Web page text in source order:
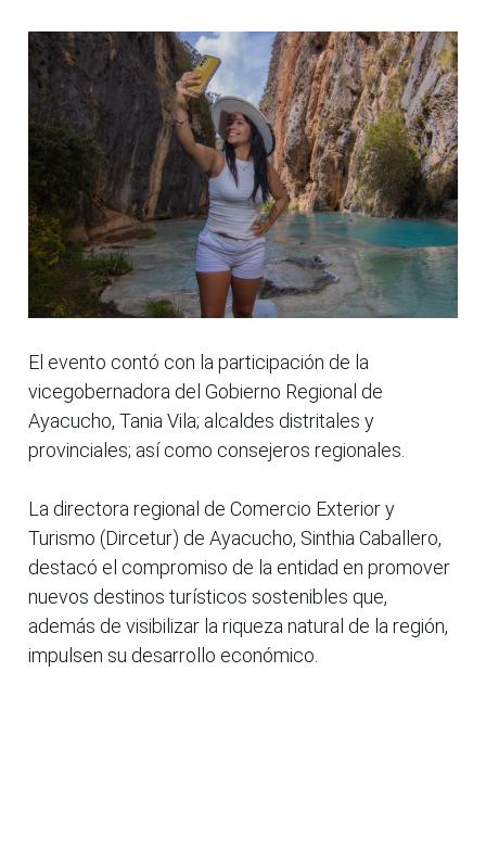
El evento contó con la participación de la
vicegobernadora del Gobierno Regional de
Ayacucho, Tania Vila; alcaldes distritales y
provinciales; así como consejeros regionales.
La directora regional de Comercio Exterior y
Turismo (Dircetur) de Ayacucho, Sinthia Caballero,
destacó el compromiso de la entidad en promover
nuevos destinos turísticos sostenibles que,
además de visibilizar la riqueza natural de la región,
impulsen su desarrollo económico.